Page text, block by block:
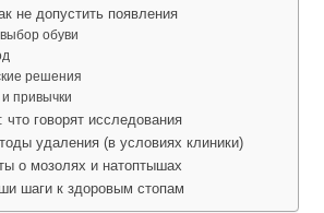
не допустить появления
обуви
решения
привычки
говорят исследования
удаления (в условиях клиники)
о мозолях и натоптышах
шаги к здоровым стопам